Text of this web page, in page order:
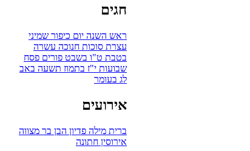
חגים
ראש השנה יום כיפור שמיני
עצרת סוכות חנוכה עשרה
בטבת ט"ו בשבט פורים פסח
שבועות י"ז בתמוז תשעה באב
לג בעומר
אירועים
ברית מילה פדיון הבן בר מצווה
אירוסין חתונה